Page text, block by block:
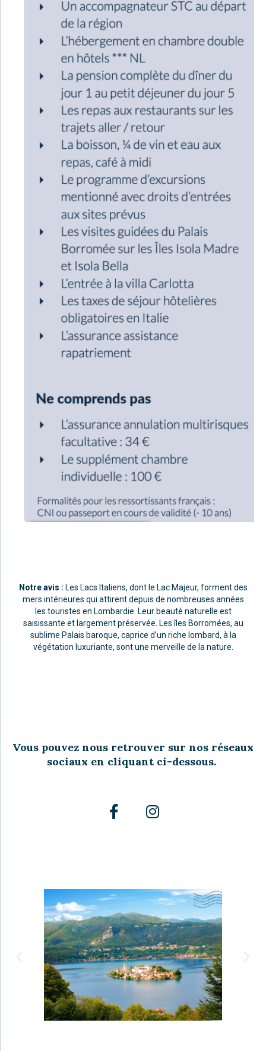
Notre avis : Les Lacs Italiens, dont le Lac Majeur, forment des
mers intérieures qui attirent depuis de nombreuses années
les touristes en Lombardie. Leur beauté naturelle est
saisissante et largement préservée. Les îles Borromées, au
sublime Palais baroque, caprice d’un riche lombard, à la
végétation luxuriante, sont une merveille de la nature.
Vous pouvez nous retrouver sur nos réseaux
sociaux en cliquant ci-dessous.